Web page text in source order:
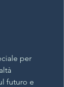
per
futuro e